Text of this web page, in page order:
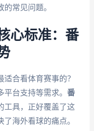
常见问题。
心标准：番
合看体育赛事的？
台支持等需求。 番
工具，正好覆盖了这
海外看球的痛点。